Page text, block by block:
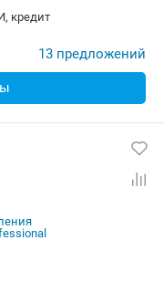
кредит
13 предложений